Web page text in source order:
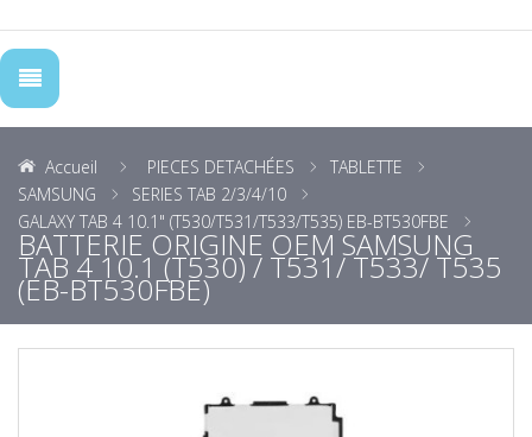
Accueil PIECES DETACHÉES
TABLETTE
SAMSUNG
SERIES TAB 2/3/4/10
GALAXY TAB 4 10.1" (T530/T531/T533/T535) EB-BT530FBE
BATTERIE ORIGINE OEM SAMSUNG
TAB 4 10.1 (T530) / T531/ T533/ T535
(EB-BT530FBE)